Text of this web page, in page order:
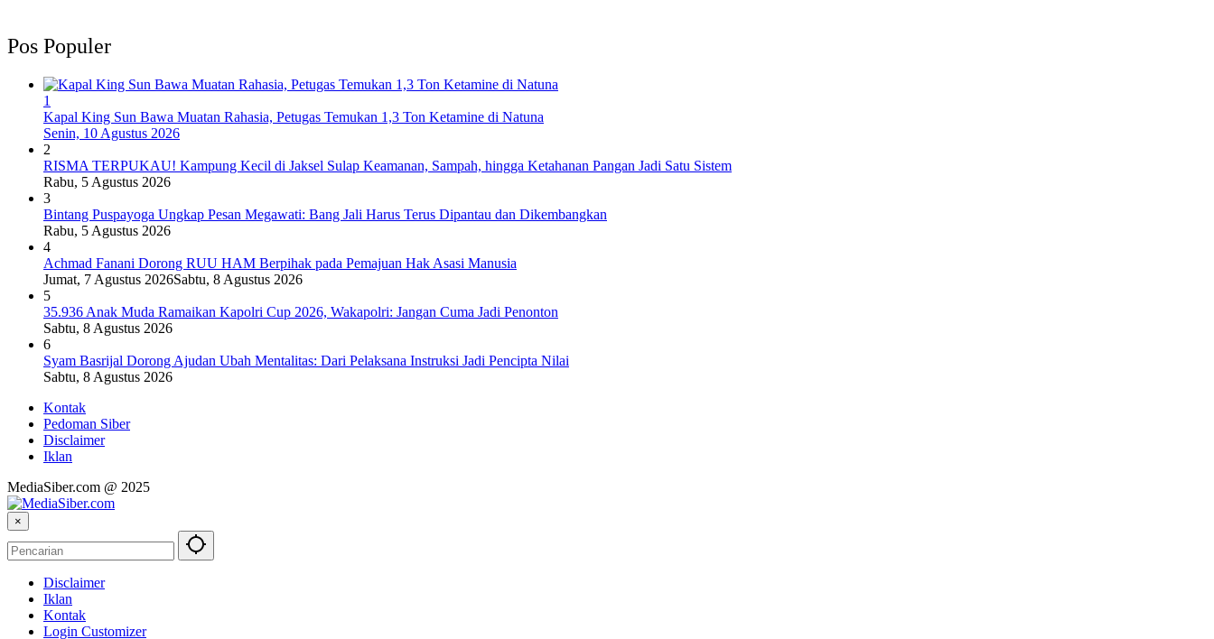
Pos Populer
1
Kapal King Sun Bawa Muatan Rahasia, Petugas Temukan 1,3 Ton Ketamine di Natuna
Senin, 10 Agustus 2026
2
RISMA TERPUKAU! Kampung Kecil di Jaksel Sulap Keamanan, Sampah, hingga Ketahanan Pangan Jadi Satu Sistem
Rabu, 5 Agustus 2026
3
Bintang Puspayoga Ungkap Pesan Megawati: Bang Jali Harus Terus Dipantau dan Dikembangkan
Rabu, 5 Agustus 2026
4
Achmad Fanani Dorong RUU HAM Berpihak pada Pemajuan Hak Asasi Manusia
Jumat, 7 Agustus 2026Sabtu, 8 Agustus 2026
5
35.936 Anak Muda Ramaikan Kapolri Cup 2026, Wakapolri: Jangan Cuma Jadi Penonton
Sabtu, 8 Agustus 2026
6
Syam Basrijal Dorong Ajudan Ubah Mentalitas: Dari Pelaksana Instruksi Jadi Pencipta Nilai
Sabtu, 8 Agustus 2026
Kontak
Pedoman Siber
Disclaimer
Iklan
MediaSiber.com @ 2025
×
Disclaimer
Iklan
Kontak
Login Customizer